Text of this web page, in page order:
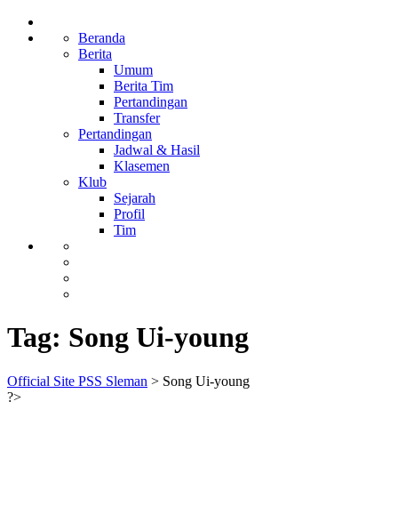
Beranda
Berita
Umum
Berita Tim
Pertandingan
Transfer
Pertandingan
Jadwal & Hasil
Klasemen
Klub
Sejarah
Profil
Tim
Tag: Song Ui-young
Official Site PSS Sleman > Song Ui-young
?>